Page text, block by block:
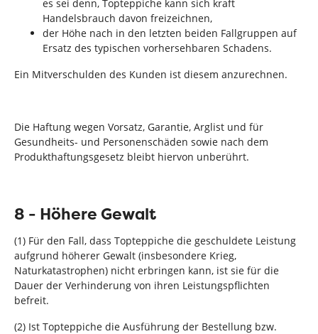
es sei denn, Topteppiche kann sich kraft
Handelsbrauch davon freizeichnen,
der Höhe nach in den letzten beiden Fallgruppen auf
Ersatz des typischen vorhersehbaren Schadens.
Ein Mitverschulden des Kunden ist diesem anzurechnen.
Die Haftung wegen Vorsatz, Garantie, Arglist und für
Gesundheits- und Personenschäden sowie nach dem
Produkthaftungsgesetz bleibt hiervon unberührt.
8 - Höhere Gewalt
(1) Für den Fall, dass Topteppiche die geschuldete Leistung
aufgrund höherer Gewalt (insbesondere Krieg,
Naturkatastrophen) nicht erbringen kann, ist sie für die
Dauer der Verhinderung von ihren Leistungspflichten
befreit.
(2) Ist Topteppiche die Ausführung der Bestellung bzw.